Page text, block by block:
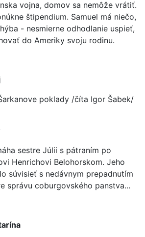
vojna, domov sa nemôže vrátiť.
štipendium. Samuel má niečo,
- nesmierne odhodlanie uspieť,
do Ameriky svoju rodinu.
poklady /číta Igor Šabek/
sestre Júlii s pátraním po
Henrichovi Belohorskom. Jeho
súvisieť s nedávnym prepadnutím
správu coburgovského panstva...